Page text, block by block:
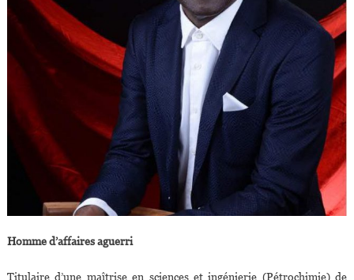
Homme d’affaires aguerri
Titulaire d’une maîtrise en sciences et ingénierie (Pétrochimie) de